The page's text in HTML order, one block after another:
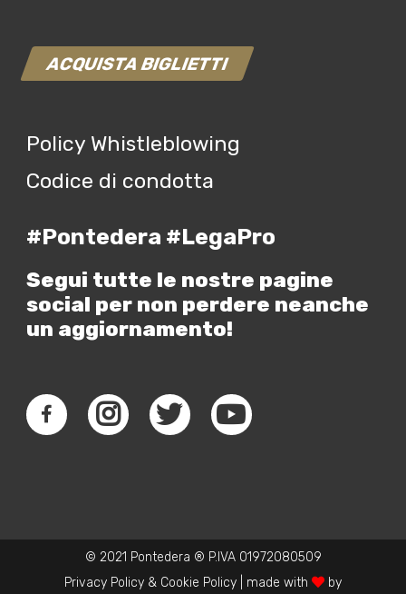
ACQUISTA BIGLIETTI
Policy Whistleblowing
Codice di condotta
#Pontedera #LegaPro
Segui tutte le nostre pagine
social per non perdere neanche
un aggiornamento!
© 2021 Pontedera ® P.IVA 01972080509
Privacy Policy & Cookie Policy | made with by